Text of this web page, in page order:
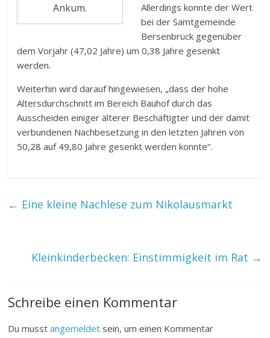
Ankum.
Allerdings konnte der Wert
bei der Samtgemeinde
Bersenbrück gegenüber
dem Vorjahr (47,02 Jahre) um 0,38 Jahre gesenkt
werden.
Weiterhin wird darauf hingewiesen, „dass der hohe
Altersdurchschnitt im Bereich Bauhof durch das
Ausscheiden einiger älterer Beschäftigter und der damit
verbundenen Nachbesetzung in den letzten Jahren von
50,28 auf 49,80 Jahre gesenkt werden konnte“.
← Eine kleine Nachlese zum Nikolausmarkt
Kleinkinderbecken: Einstimmigkeit im Rat →
Schreibe einen Kommentar
Du musstangemeldet sein, um einen Kommentar